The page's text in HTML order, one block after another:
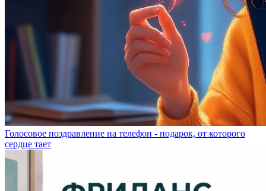
Голосовое поздравление на телефон - подарок, от которого
сердце тает